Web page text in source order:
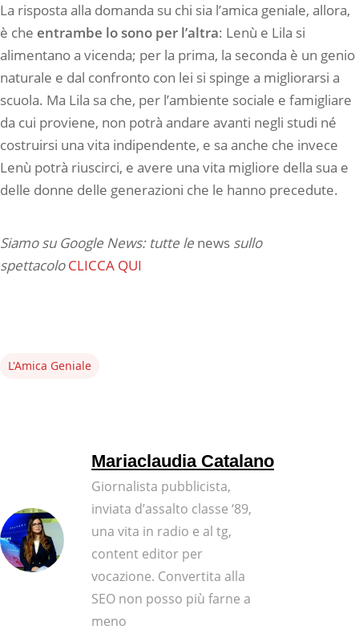
La risposta alla domanda su chi sia l’amica geniale, allora,
è che entrambe lo sono per l’altra: Lenù e Lila si
alimentano a vicenda; per la prima, la seconda è un genio
naturale e dal confronto con lei si spinge a migliorarsi a
scuola. Ma Lila sa che, per l’ambiente sociale e famigliare
da cui proviene, non potrà andare avanti negli studi né
costruirsi una vita indipendente, e sa anche che invece
Lenù potrà riuscirci, e avere una vita migliore della sua e
delle donne delle generazioni che le hanno precedute.
Siamo su Google News: tutte le news sullo
spettacoloCLICCA QUI
L'Amica Geniale
Mariaclaudia Catalano
Giornalista pubblicista,
inviata d’assalto classe ‘89,
una vita in radio e al tg,
content editor per
vocazione. Convertita alla
SEO non posso più farne a
meno